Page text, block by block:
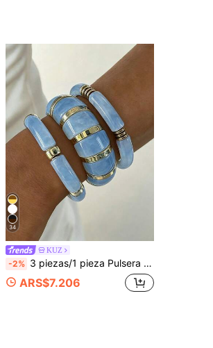
34
KUZ
-2% 3 piezas/1 pieza Pulsera elástica de cuentas de acrílico azul estilo bohemio elegante vintage para mujer, adecuada para uso diario, fiesta, vacaciones, apilable, regalo
ARS$7.206